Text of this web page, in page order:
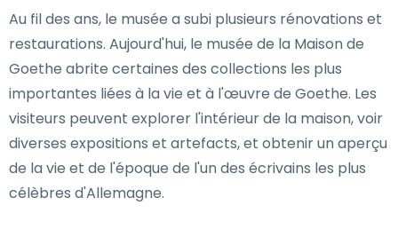
Au fil des ans, le musée a subi plusieurs rénovations et
restaurations. Aujourd'hui, le musée de la Maison de
Goethe abrite certaines des collections les plus
importantes liées à la vie et à l'œuvre de Goethe. Les
visiteurs peuvent explorer l'intérieur de la maison, voir
diverses expositions et artefacts, et obtenir un aperçu
de la vie et de l'époque de l'un des écrivains les plus
célèbres d'Allemagne.